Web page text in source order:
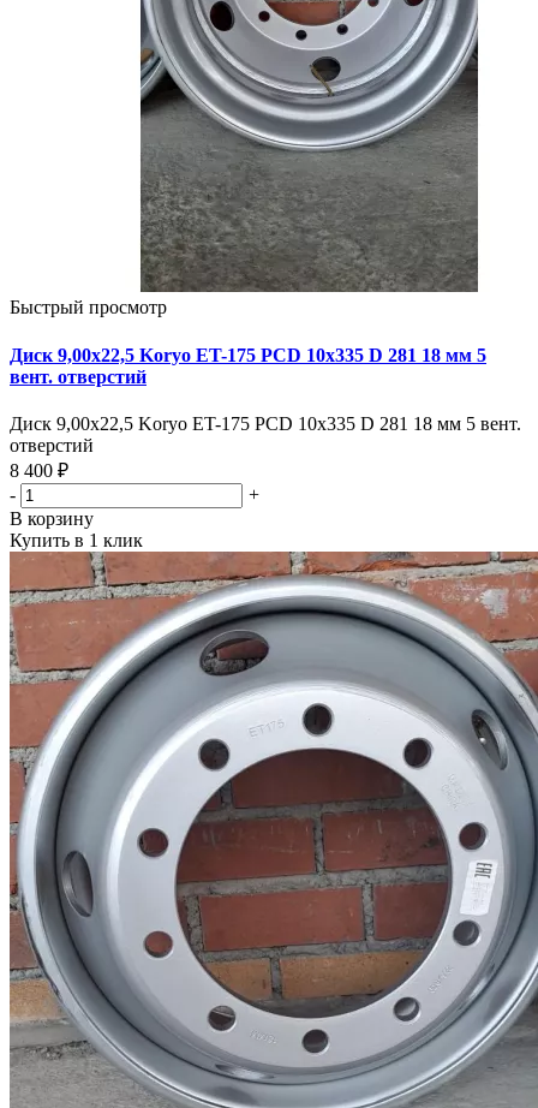
Быстрый просмотр
Диск 9,00х22,5 Koryo ET-175 PCD 10x335 D 281 18 мм 5
вент. отверстий
Диск 9,00х22,5 Koryo ET-175 PCD 10x335 D 281 18 мм 5 вент.
отверстий
8 400 ₽
-
+
В корзину
Купить в 1 клик